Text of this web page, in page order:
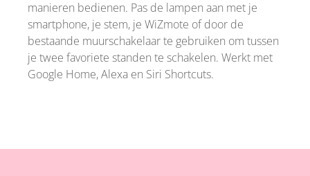
manieren bedienen. Pas de lampen aan met je
smartphone, je stem, je WiZmote of door de
bestaande muurschakelaar te gebruiken om tussen
je twee favoriete standen te schakelen. Werkt met
Google Home, Alexa en Siri Shortcuts.